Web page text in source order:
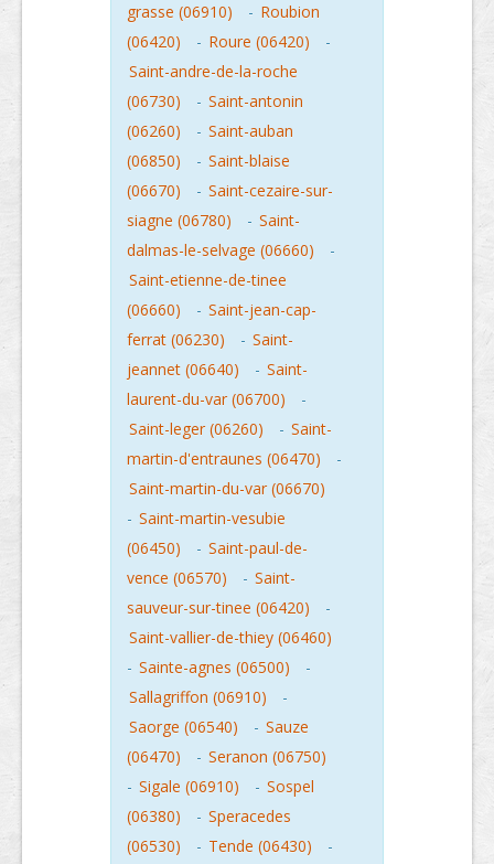
grasse (06910)
- Roubion
(06420)
- Roure (06420)
-
Saint-andre-de-la-roche
(06730)
- Saint-antonin
(06260)
- Saint-auban
(06850)
- Saint-blaise
(06670)
- Saint-cezaire-sur-
siagne (06780)
- Saint-
dalmas-le-selvage (06660)
-
Saint-etienne-de-tinee
(06660)
- Saint-jean-cap-
ferrat (06230)
- Saint-
jeannet (06640)
- Saint-
laurent-du-var (06700)
-
Saint-leger (06260)
- Saint-
martin-d'entraunes (06470)
-
Saint-martin-du-var (06670)
- Saint-martin-vesubie
(06450)
- Saint-paul-de-
vence (06570)
- Saint-
sauveur-sur-tinee (06420)
-
Saint-vallier-de-thiey (06460)
- Sainte-agnes (06500)
-
Sallagriffon (06910)
-
Saorge (06540)
- Sauze
(06470)
- Seranon (06750)
- Sigale (06910) - Sospel
(06380)
- Speracedes
(06530)
- Tende (06430)
-